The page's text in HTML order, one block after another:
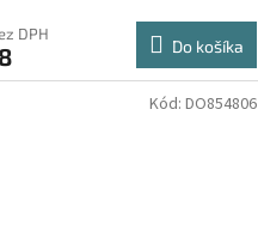
DPH
Do košíka
Kód: DO854806